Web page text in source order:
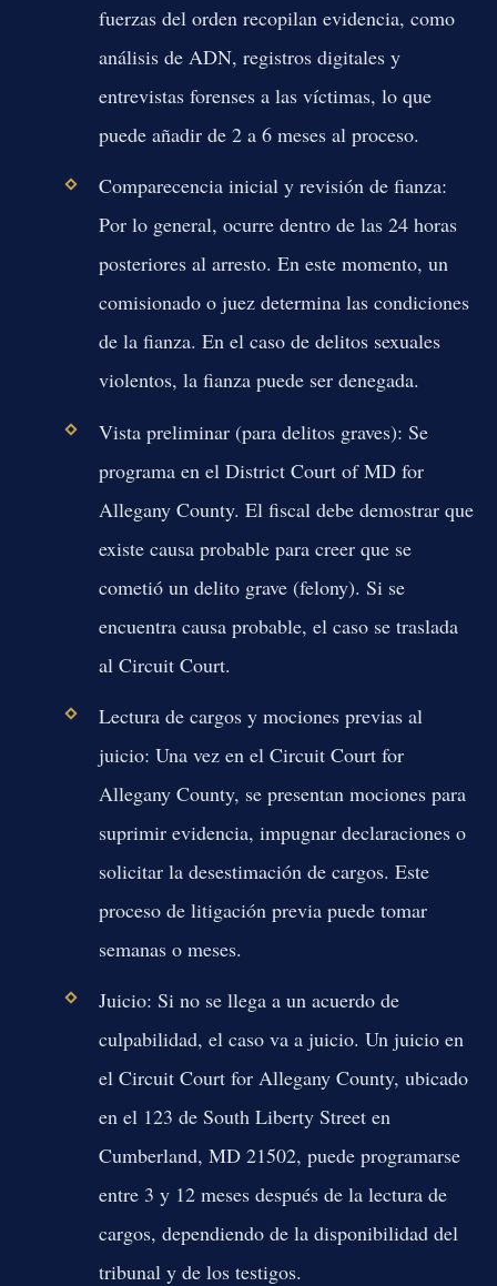
fuerzas del orden recopilan evidencia, como
análisis de ADN, registros digitales y
entrevistas forenses a las víctimas, lo que
puede añadir de 2 a 6 meses al proceso.
Comparecencia inicial y revisión de fianza:
Por lo general, ocurre dentro de las 24 horas
posteriores al arresto. En este momento, un
comisionado o juez determina las condiciones
de la fianza. En el caso de delitos sexuales
violentos, la fianza puede ser denegada.
Vista preliminar (para delitos graves): Se
programa en el District Court of MD for
Allegany County. El fiscal debe demostrar que
existe causa probable para creer que se
cometió un delito grave (felony). Si se
encuentra causa probable, el caso se traslada
al Circuit Court.
Lectura de cargos y mociones previas al
juicio: Una vez en el Circuit Court for
Allegany County, se presentan mociones para
suprimir evidencia, impugnar declaraciones o
solicitar la desestimación de cargos. Este
proceso de litigación previa puede tomar
semanas o meses.
Juicio: Si no se llega a un acuerdo de
culpabilidad, el caso va a juicio. Un juicio en
el Circuit Court for Allegany County, ubicado
en el 123 de South Liberty Street en
Cumberland, MD 21502, puede programarse
entre 3 y 12 meses después de la lectura de
cargos, dependiendo de la disponibilidad del
tribunal y de los testigos.